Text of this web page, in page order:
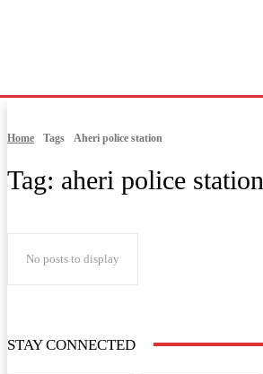
Home Tags Aheri police station
Tag: aheri police station
No posts to display
STAY CONNECTED